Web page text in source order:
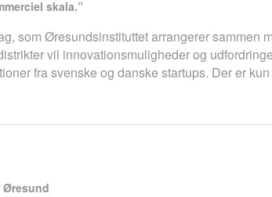
skala.”
som Øresundsinstituttet arrangerer sammen
vil innovationsmuligheder og
fra svenske og danske startups. Der er
Øresund